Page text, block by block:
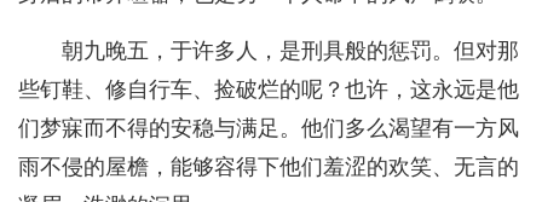
朝九晚五，于许多人，是刑具般的惩罚。但对那
些钉鞋、修自行车、捡破烂的呢？也许，这永远是他
们梦寐而不得的安稳与满足。他们多么渴望有一方风
雨不侵的屋檐，能够容得下他们羞涩的欢笑、无言的